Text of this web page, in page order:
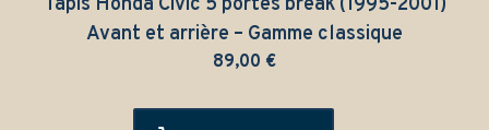
Avant et arrière – Gamme classique
89,00 €